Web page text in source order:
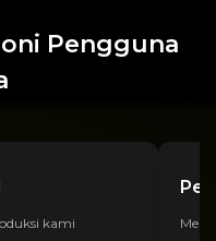
Pengguna
kami